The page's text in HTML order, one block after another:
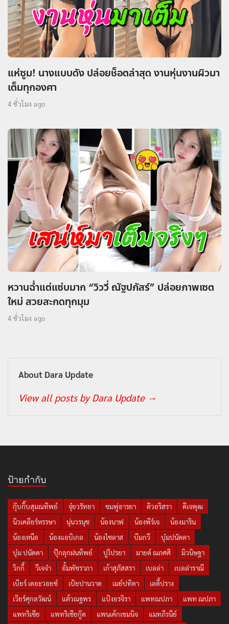
แห่ซูม! นางแบบดัง ปล่อยช็อตล่าสุด งานหุ่นงานผิวมา
เต็มทุกองศา
4 ชั่วโมง ago
หวานฉ่ำแต่แซ่บมาก “วิววี่ ณัฐปภัสร์” ปล่อยภาพเซต
ใหม่ สวยสะกดทุกมุม
4 ชั่วโมง ago
About Dara Update
View all posts by Dara Update →
ป้ายกำกับ
กุ๊บกิ๊บสุมณทิพย์ จุ๋ยวรัทยา ชมพู่อารยา ดิวอริสรา
ดีเจพุฒ
นิวเคลียร์หรรษา
นุ่นวรนุช น้องนาฟ น้องพีร์เจ
น้องมาริน
น้องเหนือ
น้องแอบิเกล น้องไซลาส บีมกวี
บุ๋มปนัดดา
บุ๋ม ปนัดดา
ปุ๊กลุกฝนทิพย์ ปูไปรยา มายด์ ณภศศิ
มิวนิษฐา
วิกกี้
วีเจจ๋า อั้มพัชราภา เก้าสุภัสสรา เบลล่า
เบลล่าราณี
เบียร์ เดอะวอยซ์
เป้ยปานวาด เมย์ปทิดา
เลดี้ปราง
เวียร์ศุกลวัฒน์
แต้วณฐพร แป้งอรจิรา แพทณปภา
แพท ณปภา
แพทริเซีย
แพทริเซียกู๊ด แพนเค้กเขมนิจ
แมทภีรนีย์